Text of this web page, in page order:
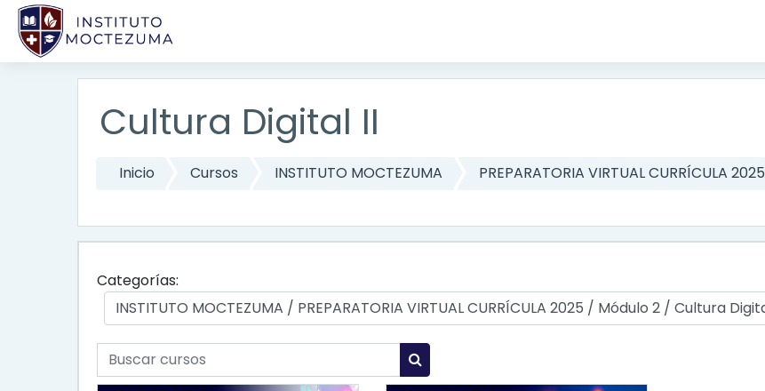
Saltar al contenido principal
Cultura Digital II
Inicio Cursos INSTITUTO MOCTEZUMA PREPARATORIA VIRTUAL CURRÍCULA 2025
Categorías:
Buscar cursos
Buscar cursos